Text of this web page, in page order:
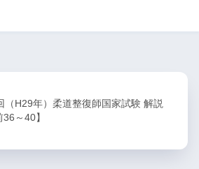
（H29年）柔道整復師国家試験 解説
36～40】